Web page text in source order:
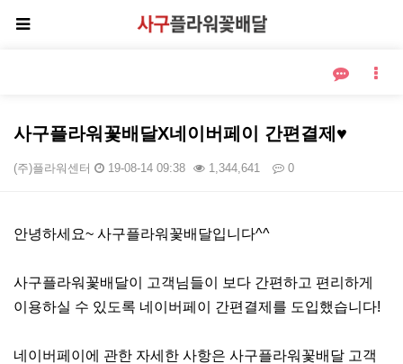
사구플라워꽃배달X네이버페이 간편결제♥
(주)플라워센터 19-08-14 09:38 1,344,641 0
안녕하세요~ 사구플라워꽃배달입니다^^
사구플라워꽃배달이 고객님들이 보다 간편하고 편리하게
이용하실 수 있도록 네이버페이 간편결제를 도입했습니다!
네이버페이에 관한 자세한 사항은 사구플라워꽃배달 고객